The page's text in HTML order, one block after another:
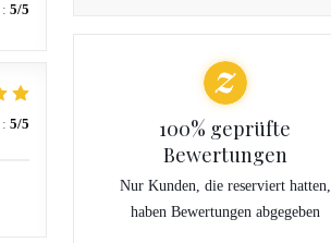
: 5/5
: 5/5
100% geprüfte
Bewertungen
Nur Kunden, die reserviert hatten,
haben Bewertungen abgegeben